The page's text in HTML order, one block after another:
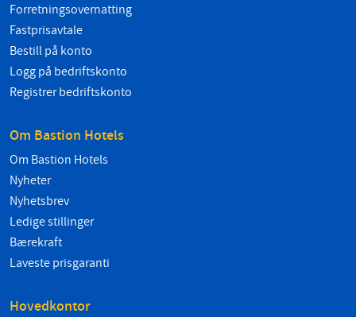
Forretningsovernatting
Fastprisavtale
Bestill på konto
Logg på bedriftskonto
Registrer bedriftskonto
Om Bastion Hotels
Om Bastion Hotels
Nyheter
Nyhetsbrev
Ledige stillinger
Bærekraft
Laveste prisgaranti
Hovedkontor